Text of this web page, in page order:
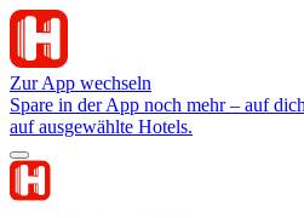
Zur App wechseln
Spare in der App noch mehr – auf
auf ausgewählte Hotels.